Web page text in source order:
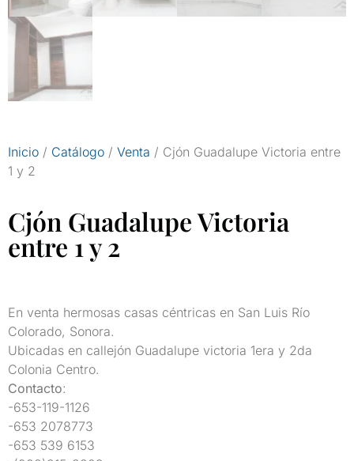
Inicio / Catálogo / Venta / Cjón Guadalupe Victoria entre
1 y 2
Cjón Guadalupe Victoria
entre 1 y 2
En venta hermosas casas céntricas en San Luis Río
Colorado, Sonora.
Ubicadas en callejón Guadalupe victoria 1era y 2da
Colonia Centro.
Contacto:
-653-119-1126
-653 2078773
-653 539 6153